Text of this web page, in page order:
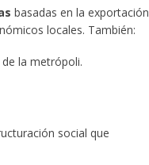
basadas en la exportación
locales. También:
la metrópoli.
social que